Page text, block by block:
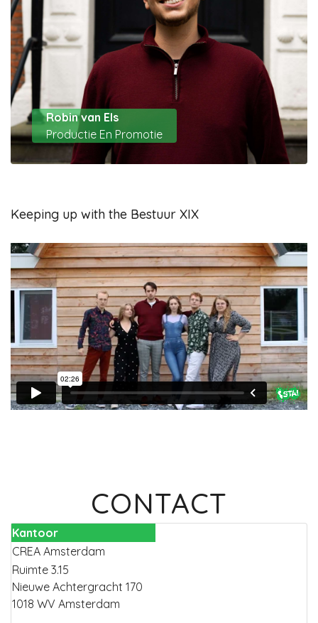
Robin van Els
Productie En Promotie
Keeping up with the Bestuur XIX
CONTACT
Kantoor
CREA Amsterdam
Ruimte 3.15
Nieuwe Achtergracht 170
1018 WV Amsterdam